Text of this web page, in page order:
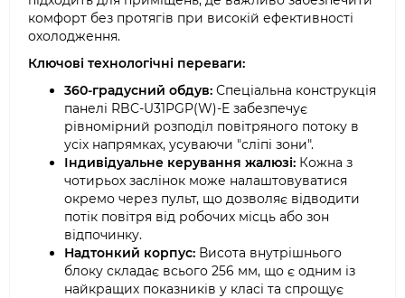
комфорт без протягів при високій ефективності
охолодження.
Ключові технологічні переваги:
360-градусний обдув: Спеціальна конструкція
панелі RBC-U31PGP(W)-E забезпечує
рівномірний розподіл повітряного потоку в
усіх напрямках, усуваючи "сліпі зони".
Індивідуальне керування жалюзі: Кожна з
чотирьох заслінок може налаштовуватися
окремо через пульт, що дозволяє відводити
потік повітря від робочих місць або зон
відпочинку.
Надтонкий корпус: Висота внутрішнього
блоку складає всього 256 мм, що є одним із
найкращих показників у класі та спрощує